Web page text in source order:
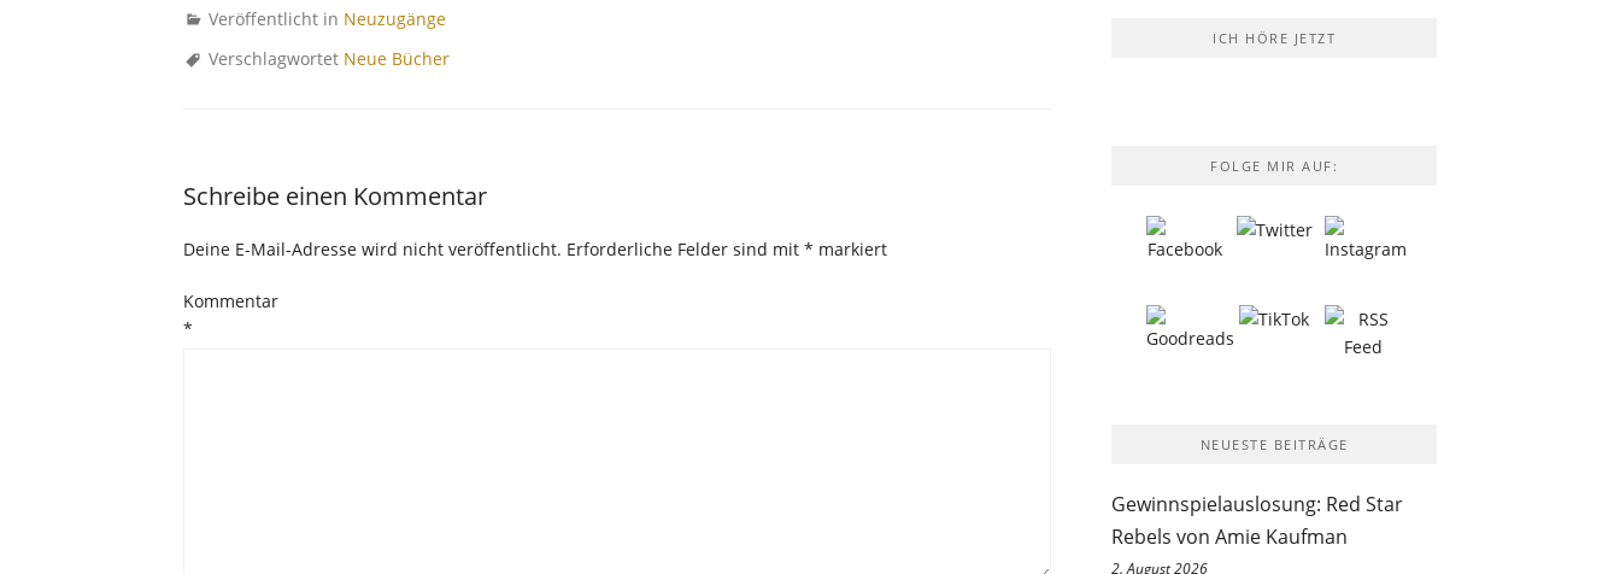
Veröffentlicht in Neuzugänge
Verschlagwortet Neue Bücher
Schreibe einen Kommentar
Deine E-Mail-Adresse wird nicht veröffentlicht. Erforderliche Felder sind mit * markiert
Kommentar
*
ICH HÖRE JETZT
FOLGE MIR AUF:
NEUESTE BEITRÄGE
Gewinnspielauslosung: Red Star
Rebels von Amie Kaufman
2. August 2026